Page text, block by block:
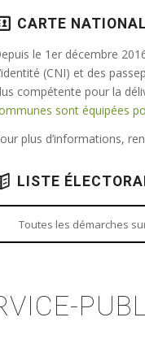
CARTE
le 1er décembre
(CNI) et des
compétente pour la
sont équipées
plus d’informations,
LISTE
Toutes les démarches